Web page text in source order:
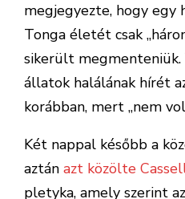
megjegyezte, hogy egy
Tonga életét csak
sikerült megmenteniük.
állatok halálának hírét
korábban, mert „nem
Két nappal később a
aztán azt közölte
pletyka, amely szerint